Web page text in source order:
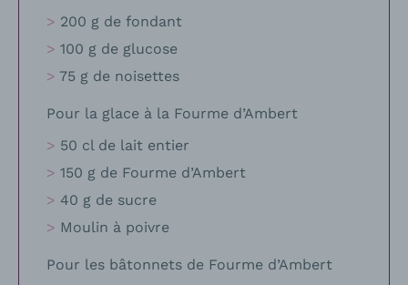
200 g de fondant
100 g de glucose
75 g de noisettes
Pour la glace à la Fourme d’Ambert
50 cl de lait entier
150 g de Fourme d’Ambert
40 g de sucre
Moulin à poivre
Pour les bâtonnets de Fourme d’Ambert